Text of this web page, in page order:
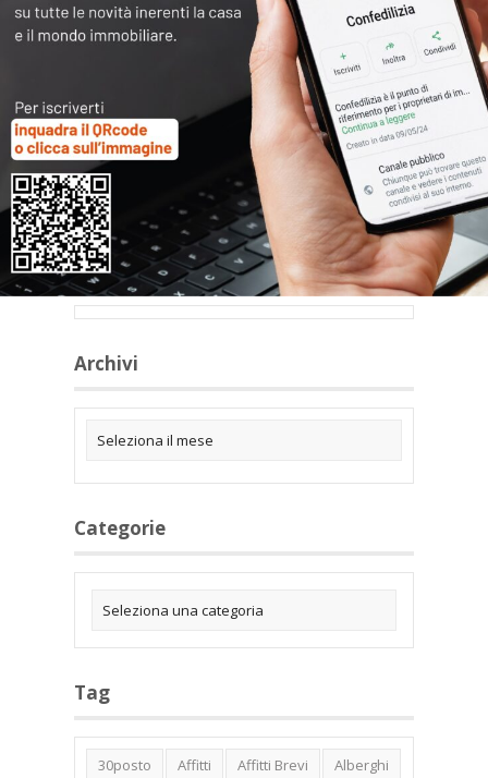
Articoli collegati
Archivi
Categorie
Tag
30posto Affitti Affitti Brevi
Alberghi